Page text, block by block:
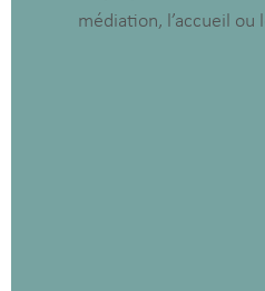
médiation, l’accueil ou